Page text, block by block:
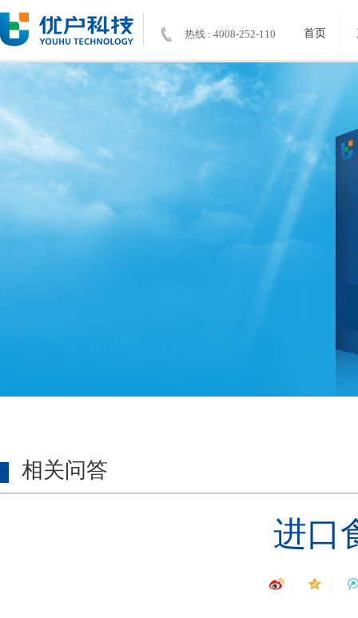
热线 : 4008-252-110 首页
相关问答
进口